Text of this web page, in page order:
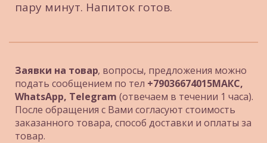
пару минут. Напиток готов.
Заявки на товар, вопросы, предложения можно
подать сообщением по тел +79036674015МАКС,
WhatsApp, Telegram (отвечаем в течении 1 часа).
После обращения с Вами согласуют стоимость
заказанного товара, способ доставки и оплаты за
товар.